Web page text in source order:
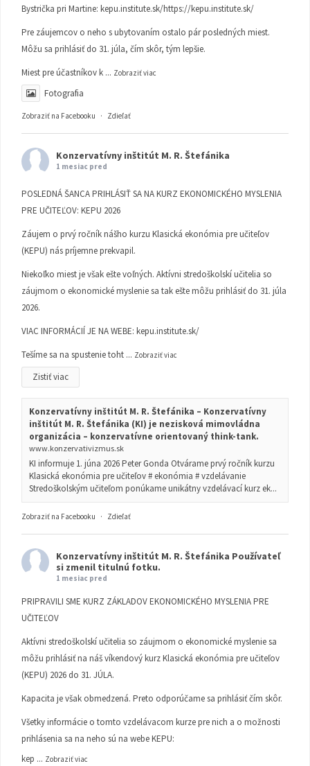
Bystrička pri Martine: kepu.institute.sk/https://kepu.institute.sk/
Pre záujemcov o neho s ubytovaním ostalo pár posledných miest.
Môžu sa prihlásiť do 31. júla, čím skôr, tým lepšie.
Miest pre účastníkov k ... Zobraziť viac
Fotografia
Zobraziť na Facebooku · Zdieľať
Konzervatívny inštitút M. R. Štefánika
1 mesiac pred
POSLEDNÁ ŠANCA PRIHLÁSIŤ SA NA KURZ EKONOMICKÉHO MYSLENIA
PRE UČITEĽOV: KEPU 2026
Záujem o prvý ročník nášho kurzu Klasická ekonómia pre učiteľov
(KEPU) nás príjemne prekvapil.
Niekoľko miest je však ešte voľných. Aktívni stredoškolskí učitelia so
záujmom o ekonomické myslenie sa tak ešte môžu prihlásiť do 31. júla
2026.
VIAC INFORMÁCIÍ JE NA WEBE: kepu.institute.sk/
Tešíme sa na spustenie toht ... Zobraziť viac
Zistiť viac
Konzervatívny inštitút M. R. Štefánika – Konzervatívny
inštitút M. R. Štefánika (KI) je nezisková mimovládna
organizácia – konzervatívne orientovaný think-tank.
www.konzervativizmus.sk
KI informuje 1. júna 2026 Peter Gonda Otvárame prvý ročník kurzu
Klasická ekonómia pre učiteľov # ekonómia # vzdelávanie
Stredoškolským učiteľom ponúkame unikátny vzdelávací kurz ek...
Zobraziť na Facebooku · Zdieľať
Konzervatívny inštitút M. R. Štefánika Používateľ
si zmenil titulnú fotku.
1 mesiac pred
PRIPRAVILI SME KURZ ZÁKLADOV EKONOMICKÉHO MYSLENIA PRE
UČITEĽOV
Aktívni stredoškolskí učitelia so záujmom o ekonomické myslenie sa
môžu prihlásiť na náš víkendový kurz Klasická ekonómia pre učiteľov
(KEPU) 2026 do 31. JÚLA.
Kapacita je však obmedzená. Preto odporúčame sa prihlásiť čím skôr.
Všetky informácie o tomto vzdelávacom kurze pre nich a o možnosti
prihlásenia sa na neho sú na webe KEPU:
kep ... Zobraziť viac